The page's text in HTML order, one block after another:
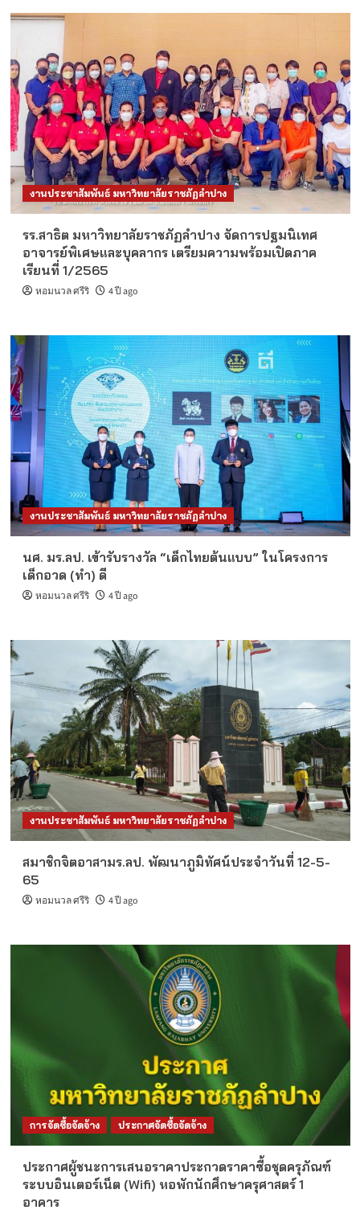
งานประชาสัมพันธ์ มหาวิทยาลัยราชภัฏลำปาง
รร.สาธิต มหาวิทยาลัยราชภัฏลำปาง จัดการปฐมนิเทศ
อาจารย์พิเศษและบุคลากร เตรียมความพร้อมเปิดภาค
เรียนที่ 1/2565
หอมนวล ศรีริ 4 ปี ago
งานประชาสัมพันธ์ มหาวิทยาลัยราชภัฏลำปาง
นศ. มร.ลป. เข้ารับรางวัล “เด็กไทยต้นแบบ” ในโครงการ
เด็กอวด (ทํา) ดี
หอมนวล ศรีริ 4 ปี ago
งานประชาสัมพันธ์ มหาวิทยาลัยราชภัฏลำปาง
สมาชิกจิตอาสามร.ลป. พัฒนาภูมิทัศน์ประจำวันที่ 12-5-
65
หอมนวล ศรีริ 4 ปี ago
การจัดซื้อจัดจ้าง ประกาศจัดซื้อจัดจ้าง
ประกาศผู้ชนะการเสนอราคาประกวดราคาซื้อชุดครุภัณฑ์
ระบบอินเตอร์เน็ต (Wifi) หอพักนักศึกษาครุศาสตร์ 1
อาคาร